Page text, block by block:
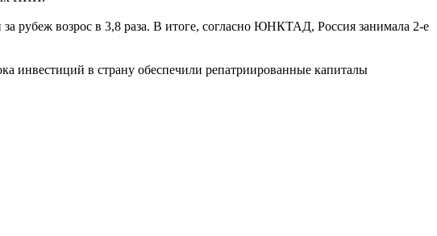
рубеж возрос в 3,8 раза. В итоге, согласно ЮНКТАД, Россия занимала 2-е
инвестиций в страну обеспечили репатриированные капиталы